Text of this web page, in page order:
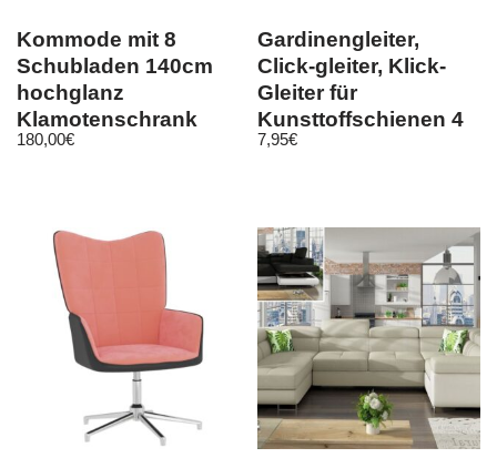
Kommode mit 8
Schubladen 140cm
hochglanz
Klamotenschrank
Sideboard Anrichte
180,00€
Gardinengleiter,
Click-gleiter, Klick-
Gleiter für
Kunsttoffschienen 4
mm HC91
7,95€